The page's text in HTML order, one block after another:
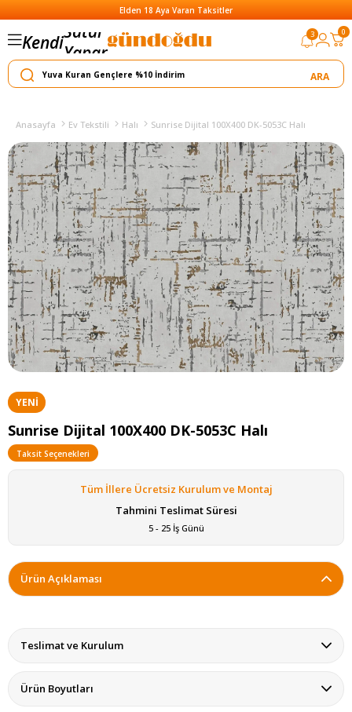
Elden 18 Aya Varan Taksitler
KendiYapar
Satar
3 0
Anasayfa Ev Tekstili Halı Sunrise Dijital 100X400 DK-5053C Halı
YENI
ÜRÜN
Sunrise Dijital 100X400 DK-5053C Halı
Taksit Seçenekleri
Tüm İllere Ücretsiz Kurulum ve Montaj
Tahmini Teslimat Süresi
5 - 25 İş Günü
Ürün Açıklaması
Teslimat ve Kurulum
Ürün Boyutları